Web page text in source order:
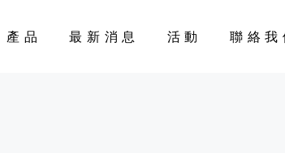
產品 最新消息 活動 聯絡我